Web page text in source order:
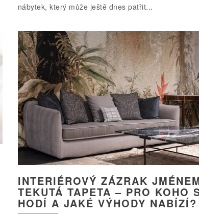
nábytek, který může ještě dnes patřit...
INTERIÉROVÝ ZÁZRAK
TEKUTÁ TAPETA – PRO KOHO
HODÍ A JAKÉ VÝHODY NABÍZÍ?